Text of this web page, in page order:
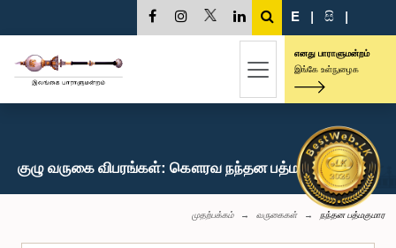
E | සි |
எனது பாராளுமன்றம்
இங்கே உள்நுழைக
குழு வருகை விபரங்கள்: கௌரவ நந்தன பத்மகுமார, பா.உ.
முதற்பக்கம் வருகைகள் நந்தன பத்மகுமார